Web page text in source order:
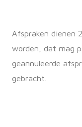
Afspraken dienen
worden, dat mag
geannuleerde
gebracht.